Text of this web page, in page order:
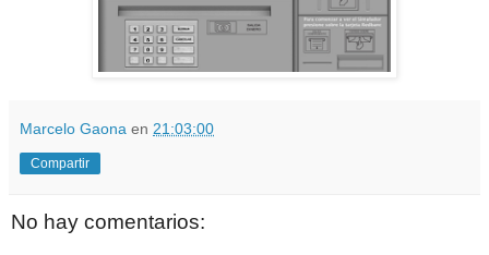
Marcelo Gaona en 21:03:00
Compartir
No hay comentarios: